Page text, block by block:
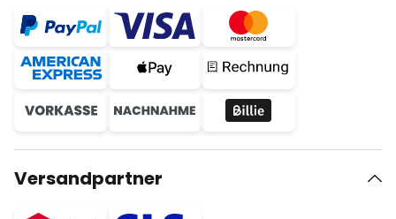
Versandpartner